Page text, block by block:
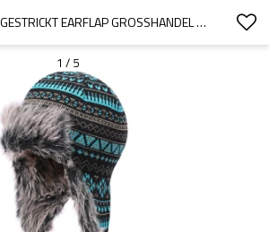
OEM DAMEN GESTRICKT EARFLAP GROSSHANDEL HUT KUNSTPELZ STRICKMÜTZE WARM SNOW SKI TRAPPER ANTI-PILLING-HUT
1 / 5